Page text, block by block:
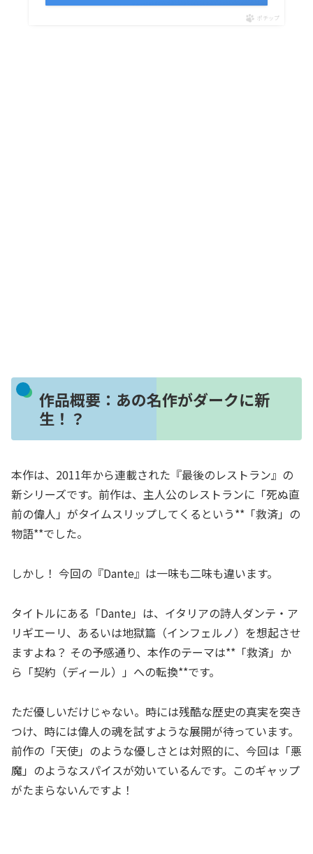
ポチップ
作品概要：あの名作がダークに新
生！？
本作は、2011年から連載された『最後のレストラン』の
新シリーズです。前作は、主人公のレストランに「死ぬ直
前の偉人」がタイムスリップしてくるという**「救済」の
物語**でした。
しかし！ 今回の『Dante』は一味も二味も違います。
タイトルにある「Dante」は、イタリアの詩人ダンテ・ア
リギエーリ、あるいは地獄篇（インフェルノ）を想起させ
ますよね？ その予感通り、本作のテーマは**「救済」か
ら「契約（ディール）」への転換**です。
ただ優しいだけじゃない。時には残酷な歴史の真実を突き
つけ、時には偉人の魂を試すような展開が待っています。
前作の「天使」のような優しさとは対照的に、今回は「悪
魔」のようなスパイスが効いているんです。このギャップ
がたまらないんですよ！